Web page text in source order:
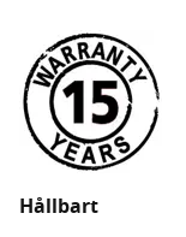
Hållbart